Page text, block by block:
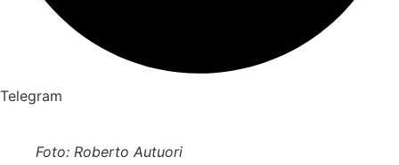
Telegram
Foto: Roberto Autuori